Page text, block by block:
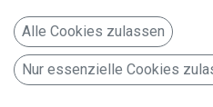
Artikelnummer: 12-1230-51
acv GmbH
Straßburger Allee 10-12
Alle Cookies zulassen
Nur essenzielle Cookies